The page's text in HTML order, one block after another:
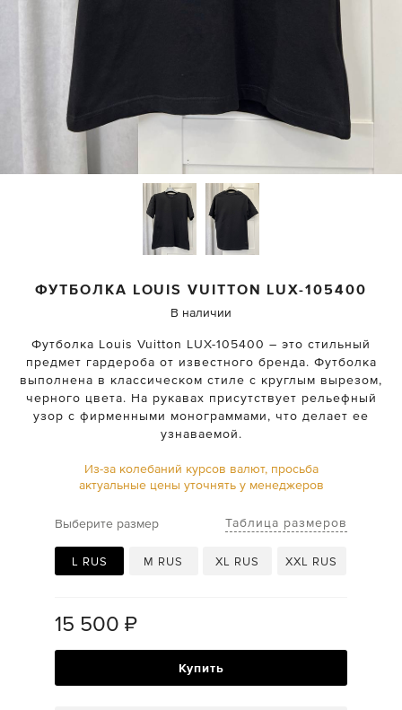
ФУТБОЛКА LOUIS VUITTON LUX-105400
В наличии
Футболка Louis Vuitton LUX-105400 – это стильный
предмет гардероба от известного бренда. Футболка
выполнена в классическом стиле с круглым вырезом,
черного цвета. На рукавах присутствует рельефный
узор с фирменными монограммами, что делает ее
узнаваемой.
Из-за колебаний курсов валют, просьба
актуальные цены уточнять у менеджеров
Выберите размер Таблица размеров
L RUS M RUS XL RUS XXL RUS
15 500 ₽
Купить